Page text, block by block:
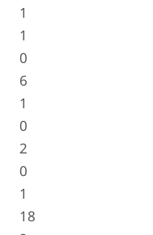
1
1
0
6
1
0
2
0
1
18